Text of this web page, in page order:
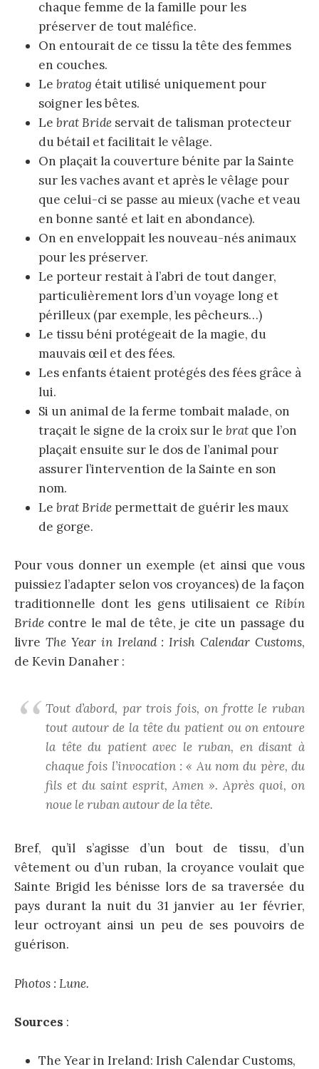
chaque femme de la famille pour les
préserver de tout maléfice.
On entourait de ce tissu la tête des femmes
en couches.
Le bratog était utilisé uniquement pour
soigner les bêtes.
Le brat Bride servait de talisman protecteur
du bétail et facilitait le vêlage.
On plaçait la couverture bénite par la Sainte
sur les vaches avant et après le vêlage pour
que celui-ci se passe au mieux (vache et veau
en bonne santé et lait en abondance).
On en enveloppait les nouveau-nés animaux
pour les préserver.
Le porteur restait à l’abri de tout danger,
particulièrement lors d’un voyage long et
périlleux (par exemple, les pêcheurs…)
Le tissu béni protégeait de la magie, du
mauvais œil et des fées.
Les enfants étaient protégés des fées grâce à
lui.
Si un animal de la ferme tombait malade, on
traçait le signe de la croix sur le brat que l’on
plaçait ensuite sur le dos de l’animal pour
assurer l’intervention de la Sainte en son
nom.
Le brat Bride permettait de guérir les maux
de gorge.
Pour vous donner un exemple (et ainsi que vous
puissiez l’adapter selon vos croyances) de la façon
traditionnelle dont les gens utilisaient ce Ribín
Bride contre le mal de tête, je cite un passage du
livre The Year in Ireland : Irish Calendar Customs,
de Kevin Danaher :
Tout d’abord, par trois fois, on frotte le ruban
tout autour de la tête du patient ou on entoure
la tête du patient avec le ruban, en disant à
chaque fois l’invocation : « Au nom du père, du
fils et du saint esprit, Amen ». Après quoi, on
noue le ruban autour de la tête.
Bref, qu’il s’agisse d’un bout de tissu, d’un
vêtement ou d’un ruban, la croyance voulait que
Sainte Brigid les bénisse lors de sa traversée du
pays durant la nuit du 31 janvier au 1er février,
leur octroyant ainsi un peu de ses pouvoirs de
guérison.
Photos : Lune.
Sources :
The Year in Ireland: Irish Calendar Customs,